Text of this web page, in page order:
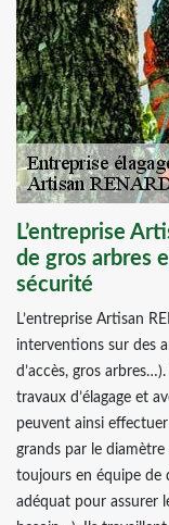
L’entreprise
de gros arbres
sécurité
L’entreprise Artisan
interventions sur des
d’accès, gros
travaux d’élagage et
peuvent ainsi effectuer
grands par le
toujours en équipe de
adéquat pour assurer